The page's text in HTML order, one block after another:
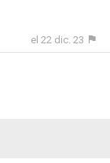
el 22 dic. 23